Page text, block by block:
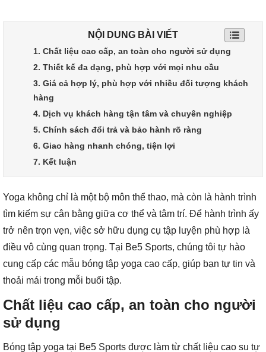
NỘI DUNG BÀI VIẾT
1. Chất liệu cao cấp, an toàn cho người sử dụng
2. Thiết kế đa dạng, phù hợp với mọi nhu cầu
3. Giá cả hợp lý, phù hợp với nhiều đối tượng khách
hàng
4. Dịch vụ khách hàng tận tâm và chuyên nghiệp
5. Chính sách đổi trả và bảo hành rõ ràng
6. Giao hàng nhanh chóng, tiện lợi
7. Kết luận
Yoga không chỉ là một bộ môn thể thao, mà còn là hành trình
tìm kiếm sự cân bằng giữa cơ thể và tâm trí. Để hành trình ấy
trở nên trọn vẹn, việc sở hữu dụng cụ tập luyện phù hợp là
điều vô cùng quan trọng. Tại Be5 Sports, chúng tôi tự hào
cung cấp các mẫu bóng tập yoga cao cấp, giúp bạn tự tin và
thoải mái trong mỗi buổi tập.
Chất liệu cao cấp, an toàn cho người
sử dụng
Bóng tập yoga tại Be5 Sports được làm từ chất liệu cao su tự